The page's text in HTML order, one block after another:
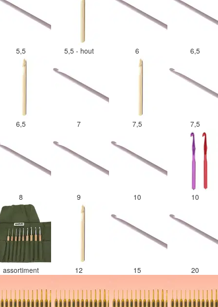
5,5 5,5 - hout 6 6,5
6,5 7 7,5 7,5
8 9 10 10
assortiment 12 15 20